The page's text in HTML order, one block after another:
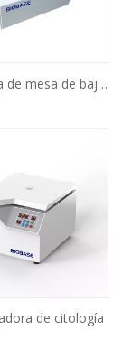
de mesa de baja
de citología